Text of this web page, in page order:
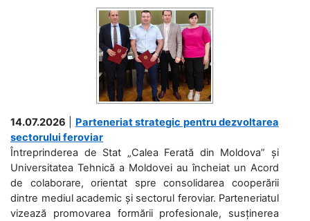
14.07.2026
Parteneriat strategic pentru dezvoltarea
sectorului feroviar
Întreprinderea de Stat „Calea Ferată din Moldova” și
Universitatea Tehnică a Moldovei au încheiat un Acord
de colaborare, orientat spre consolidarea cooperării
dintre mediul academic și sectorul feroviar. Parteneriatul
vizează promovarea formării profesionale, susținerea